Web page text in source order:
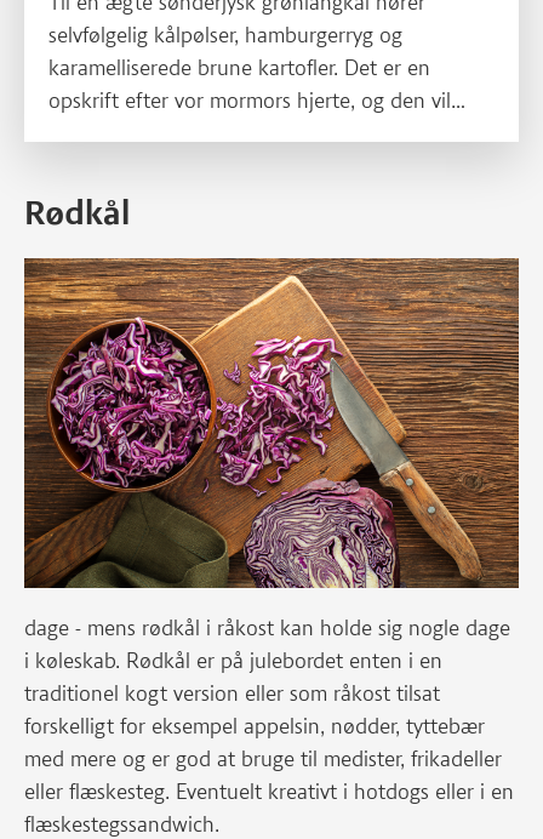
selvfølgelig kålpølser, hamburgerryg og
karamelliserede brune kartofler. Det er en
opskrift efter vor mormors hjerte, og den vil
Rødkål
dage - mens rødkål i råkost kan holde sig nogle dage
i køleskab. Rødkål er på julebordet enten i en
traditionel kogt version eller som råkost tilsat
forskelligt for eksempel appelsin, nødder, tyttebær
med mere og er god at bruge til medister, frikadeller
eller flæskesteg. Eventuelt kreativt i hotdogs eller i en
flæskestegssandwich.